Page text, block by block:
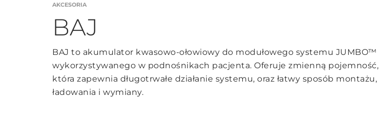
AKCESORIA
BAJ
BAJ to akumulator kwasowo-ołowiowy do modułowego systemu JUMBO™
wykorzystywanego w podnośnikach pacjenta. Oferuje zmienną pojemność,
która zapewnia długotrwałe działanie systemu, oraz łatwy sposób montażu,
ładowania i wymiany.